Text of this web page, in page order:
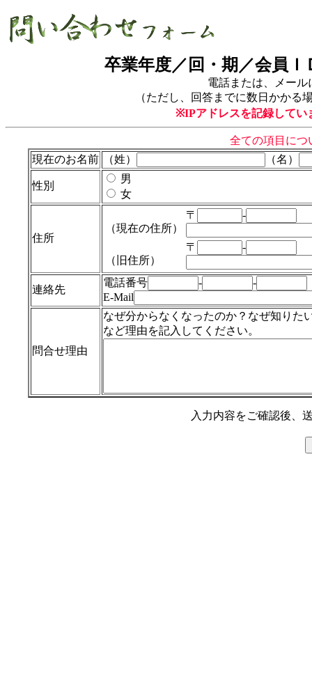
卒業年度／回・期／会員Ｉ
電話または、メー
（ただし、回答までに数日かかる
※IPアドレスを記録してい
全ての項目につ
現在のお名前
（姓） （名）
性別
男
女
住所
（現在の住所）
〒 -
（旧住所）
〒 -
連絡先
電話番号 -
-
E-Mail
問合せ理由
なぜ分からなくなったのか？なぜ知りた
など理由を記入してください。
入力内容をご確認後、